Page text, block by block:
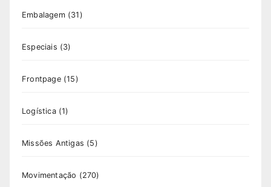
Embalagem(31)
Especiais (3)
Frontpage(15)
Logística(1)
Missões Antigas (5)
Movimentação (270)